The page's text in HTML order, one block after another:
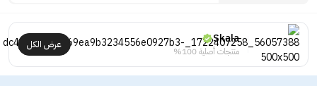
Skala
منتجات أصلية 100%
عرض الكل